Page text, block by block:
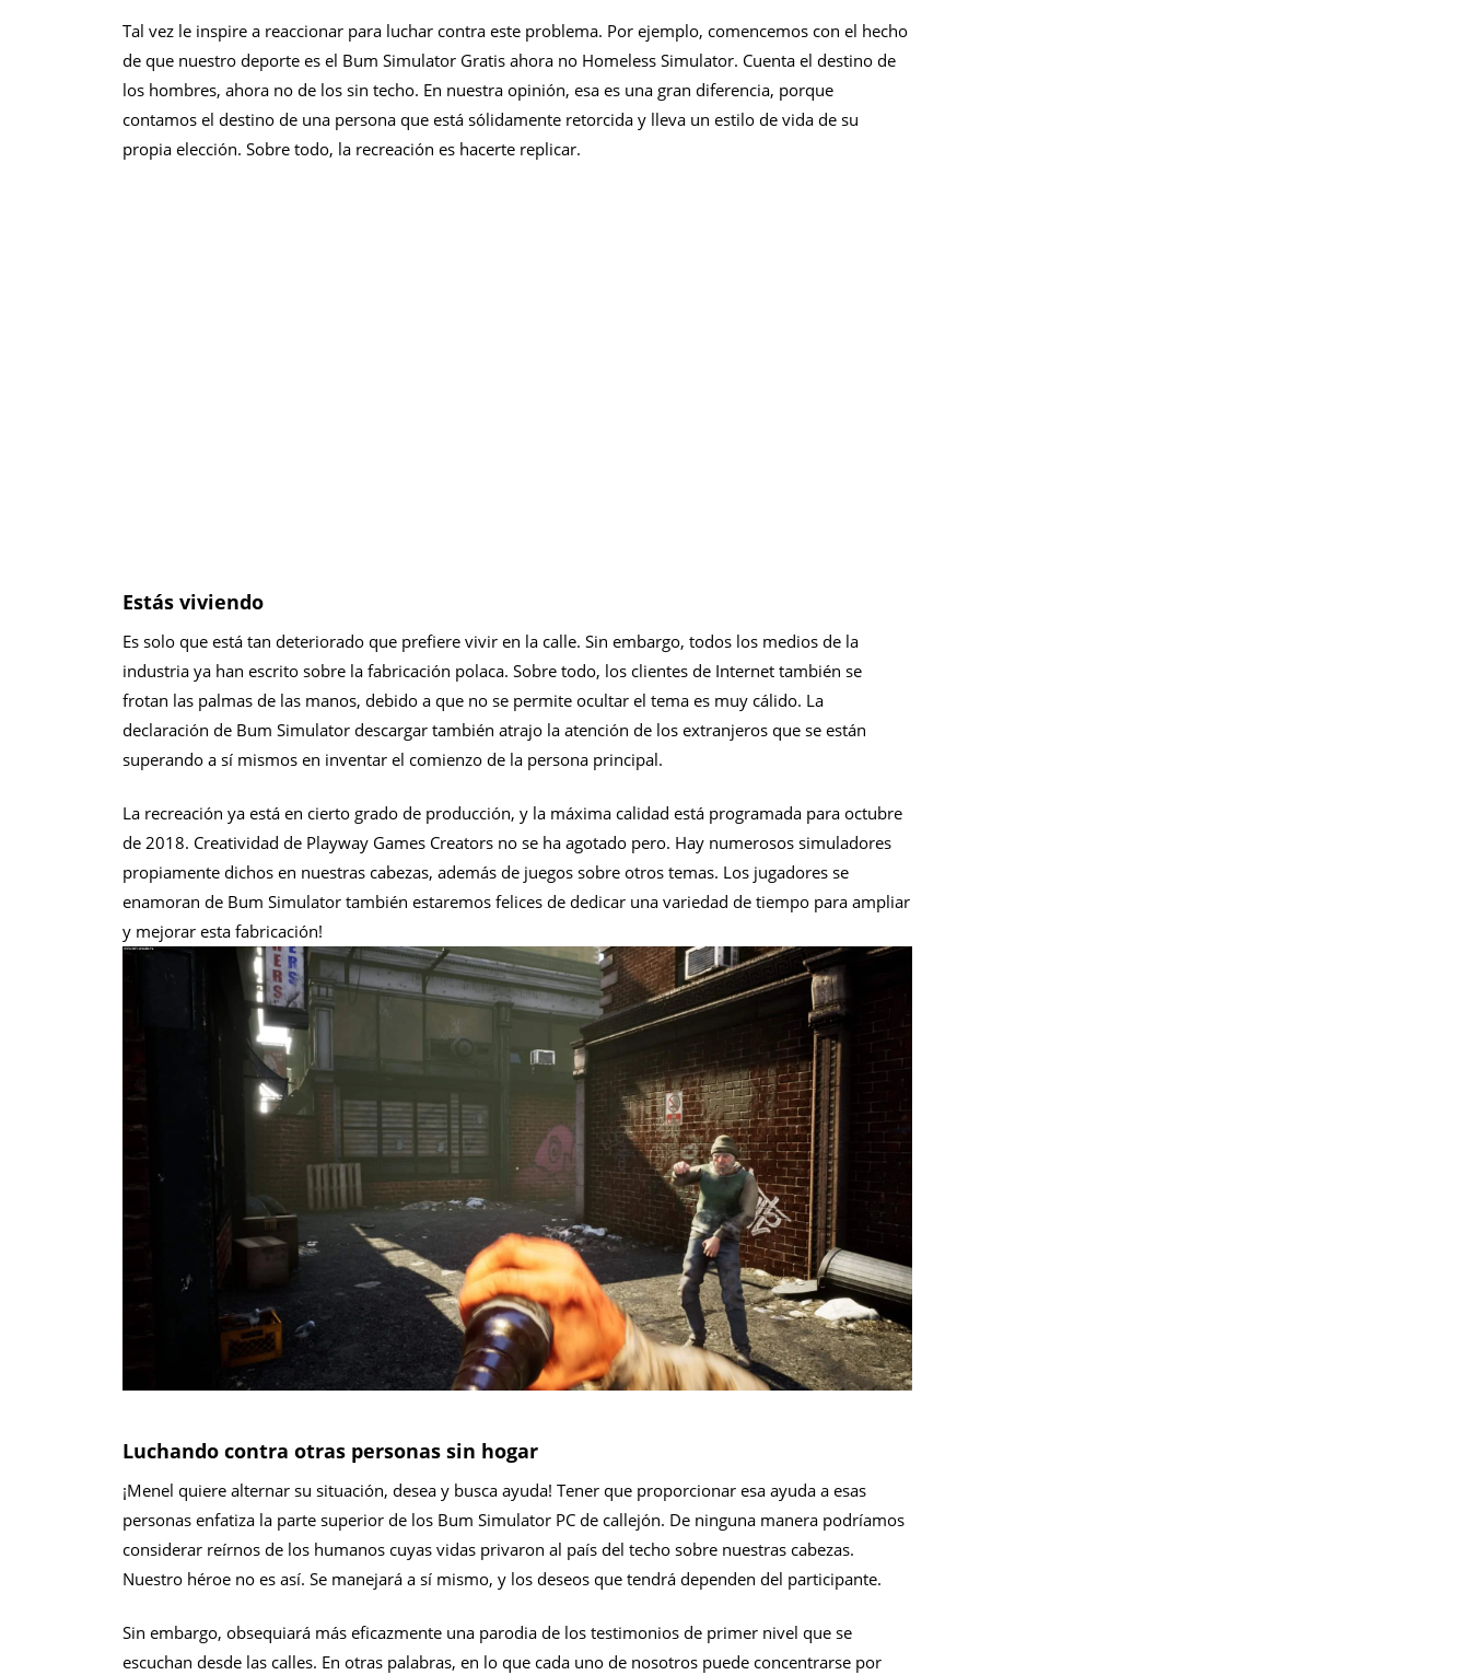
Tal vez le inspire a reaccionar para luchar contra este problema. Por ejemplo, comencemos con el hecho
de que nuestro deporte es el Bum Simulator Gratis ahora no Homeless Simulator. Cuenta el destino de
los hombres, ahora no de los sin techo. En nuestra opinión, esa es una gran diferencia, porque
contamos el destino de una persona que está sólidamente retorcida y lleva un estilo de vida de su
propia elección. Sobre todo, la recreación es hacerte replicar.
Estás viviendo
Es solo que está tan deteriorado que prefiere vivir en la calle. Sin embargo, todos los medios de la
industria ya han escrito sobre la fabricación polaca. Sobre todo, los clientes de Internet también se
frotan las palmas de las manos, debido a que no se permite ocultar el tema es muy cálido. La
declaración de Bum Simulator descargar también atrajo la atención de los extranjeros que se están
superando a sí mismos en inventar el comienzo de la persona principal.
La recreación ya está en cierto grado de producción, y la máxima calidad está programada para octubre
de 2018. Creatividad de Playway Games Creators no se ha agotado pero. Hay numerosos simuladores
propiamente dichos en nuestras cabezas, además de juegos sobre otros temas. Los jugadores se
enamoran de Bum Simulator también estaremos felices de dedicar una variedad de tiempo para ampliar
y mejorar esta fabricación!
Luchando contra otras personas sin hogar
¡Menel quiere alternar su situación, desea y busca ayuda! Tener que proporcionar esa ayuda a esas
personas enfatiza la parte superior de los Bum Simulator PC de callejón. De ninguna manera podríamos
considerar reírnos de los humanos cuyas vidas privaron al país del techo sobre nuestras cabezas.
Nuestro héroe no es así. Se manejará a sí mismo, y los deseos que tendrá dependen del participante.
Sin embargo, obsequiará más eficazmente una parodia de los testimonios de primer nivel que se
escuchan desde las calles. En otras palabras, en lo que cada uno de nosotros puede concentrarse por